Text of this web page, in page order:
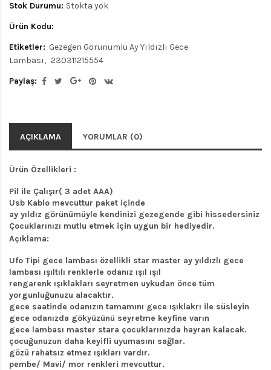
Stok Durumu: Stokta yok
Ürün Kodu:
Etiketler: Gezegen Görünümlü Ay Yıldızlı Gece
Lambası
230311215554
Paylaş:
AÇIKLAMA YORUMLAR (0)
Ürün Özellikleri :
Pil ile Çalışır( 3 adet AAA)
Usb Kablo mevcuttur paket içinde
ay yıldız görünümüyle kendinizi gezegende gibi hissedersiniz
Çocuklarınızı mutlu etmek için uygun bir hediyedir.
Açıklama:
Ufo Tipi gece lambası özellikli star master ay yıldızlı gece
lambası ışıltılı renklerle odanız ışıl ışıl
rengarenk ışıklakları seyretmen uykudan önce tüm
yorgunluğunuzu alacaktır.
gece saatinde odanızın tamamını gece ışıklakrı ile süsleyin
gece odanızda gökyüzünü seyretme keyfine varın
gece lambası master stara çocuklarınızda hayran kalacak.
çocuğunuzun daha keyifli uyumasını sağlar.
gözü rahatsız etmez ışıkları vardır.
pembe/ Mavi/ mor renkleri mevcuttur.